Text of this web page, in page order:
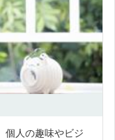
個人の趣味やビジ